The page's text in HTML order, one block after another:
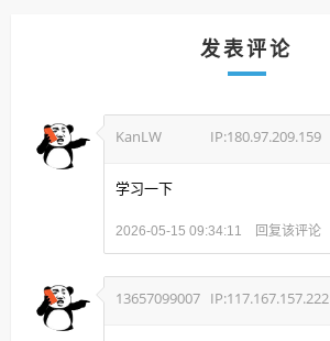
发表评论
KanLW IP:180.97.209.159
学习一下
2026-05-15 09:34:11 回复该评论
13657099007 IP:117.167.157.222